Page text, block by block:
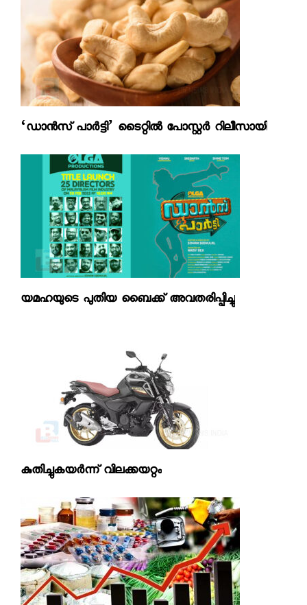
‘ഡാന്‍സ് പാര്‍ട്ടി’ ടൈറ്റില്‍ പോസ്റ്റര്‍ റിലീസായി
യമഹയുടെ പുതിയ ബൈക്ക് അവതരിപ്പിച്ചു
കുതിച്ചുകയര്‍ന്ന് വിലക്കയറ്റം